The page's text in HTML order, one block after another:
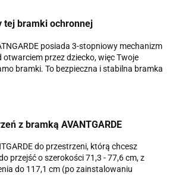
tej bramki ochronnej
posiada 3-stopniowy mechanizm
otwarciem przez dziecko, więc Twoje
bramki. To bezpieczna i stabilna bramka
z bramką AVANTGARDE
do przestrzeni, którą chcesz
przejść o szerokości 71,3 - 77,6 cm, z
do 117,1 cm (po zainstalowaniu